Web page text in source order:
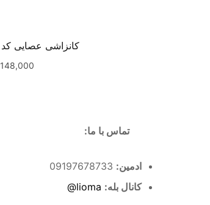
کانزاشی عصایی کد 1291
148,000
تماس با ما:
ادمین:
کانال بله: lioma@